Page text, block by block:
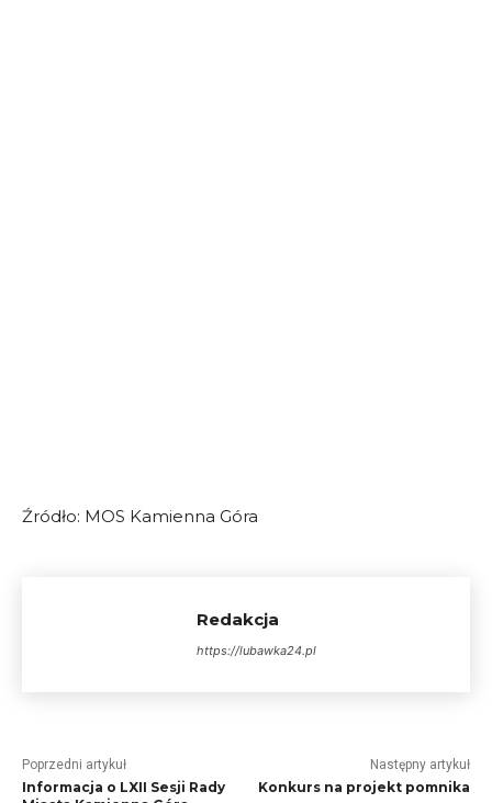
Źródło: MOS Kamienna Góra
Redakcja
https://lubawka24.pl
Poprzedni artykuł
Informacja o LXII Sesji Rady
Następny artykuł
Konkurs na projekt pomnika